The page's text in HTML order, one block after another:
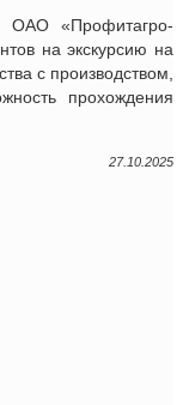
ОАО «Профитагро-
на экскурсию на
с производством,
прохождения
27.10.2025